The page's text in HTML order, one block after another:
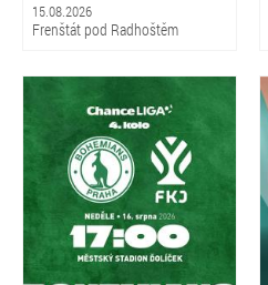
15.08.2026
Frenštát pod Radhoštěm